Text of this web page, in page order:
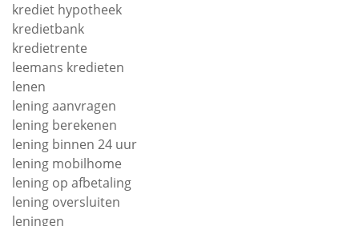
krediet hypotheek
kredietbank
kredietrente
leemans kredieten
lenen
lening aanvragen
lening berekenen
lening binnen 24 uur
lening mobilhome
lening op afbetaling
lening oversluiten
leningen